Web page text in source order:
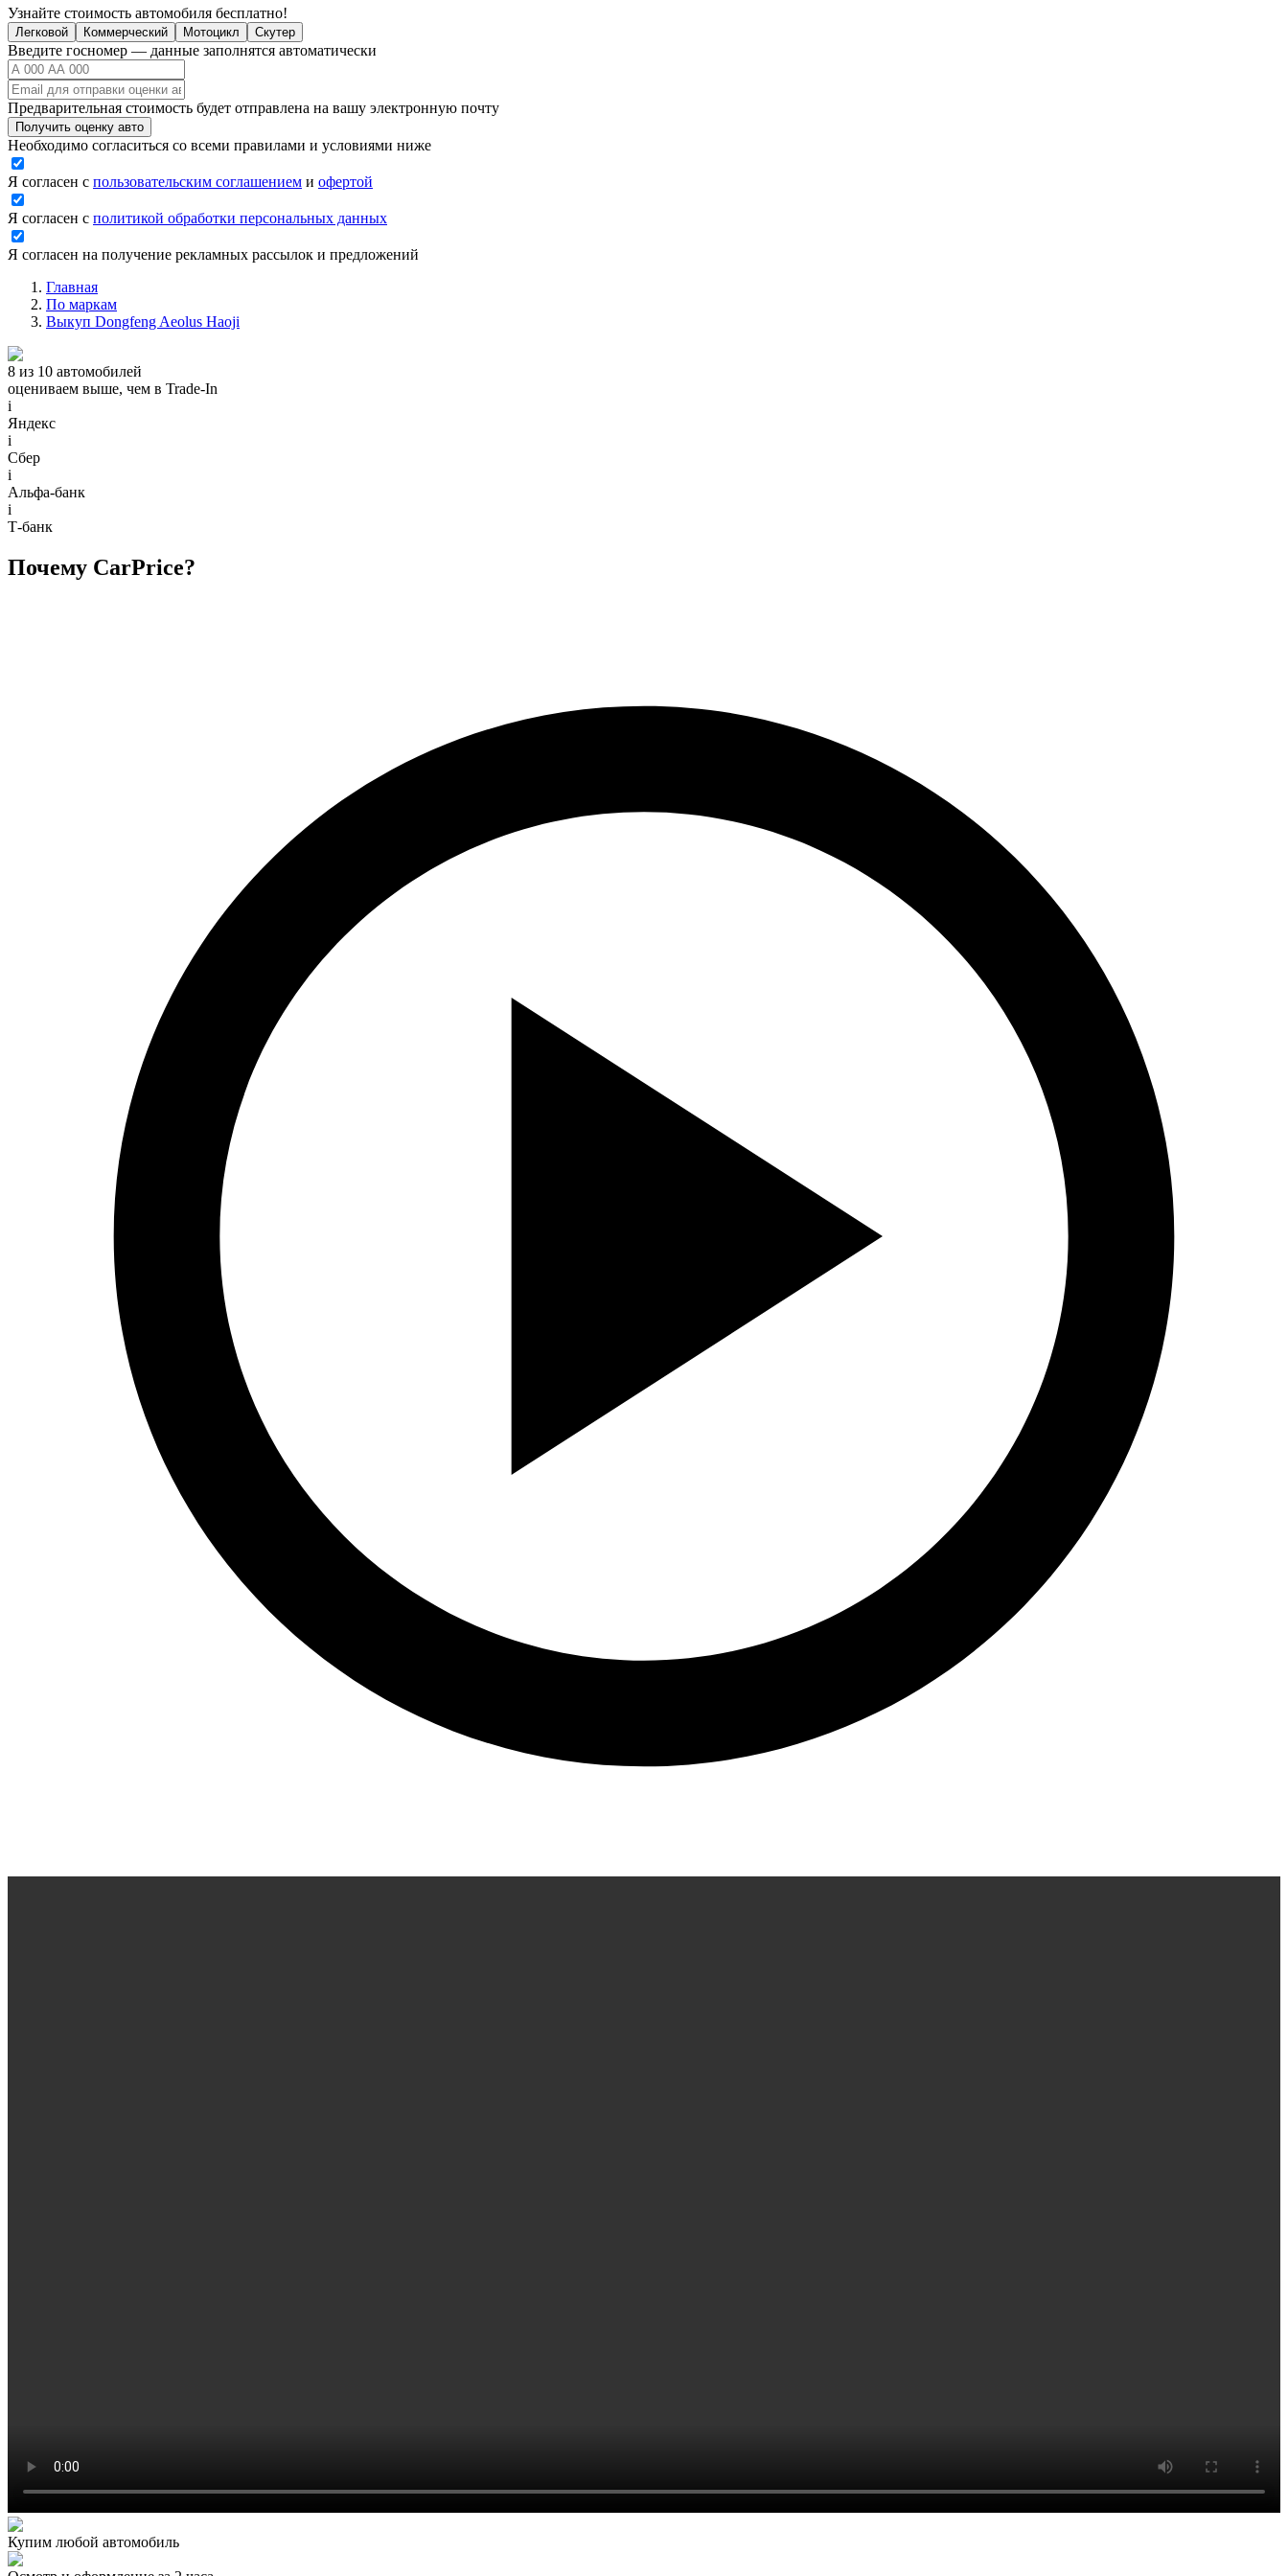
Узнайте стоимость автомобиля бесплатно!
Легковой Коммерческий Мотоцикл Скутер
Введите госномер — данные заполнятся автоматически
Предварительная стоимость будет отправлена на вашу электронную почту
Получить оценку авто
Необходимо согласиться со всеми правилами и условиями ниже
Я согласен с пользовательским соглашением и офертой
Я согласен с политикой обработки персональных данных
Я согласен на получение рекламных рассылок и предложений
Главная
По маркам
Выкуп Dongfeng Aeolus Haoji
8 из 10 автомобилей
оцениваем выше, чем в Trade‑In
i
Яндекс
i
Сбер
i
Альфа-банк
i
Т-банк
Почему CarPrice?
Купим любой автомобиль